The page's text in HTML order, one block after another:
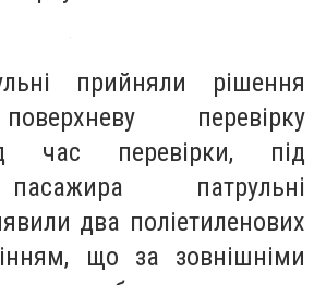
прийняли рішення
перевірку
час перевірки, під
патрульні
два поліетиленових
що за зовнішніми